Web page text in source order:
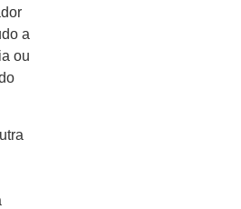
a
ou